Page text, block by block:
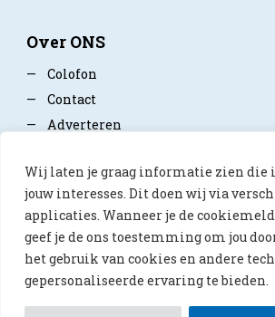
Wij laten je graag informatie zien die
jouw interesses. Dit doen wij via
applicaties. Wanneer je de
geef je de ons toestemming om jou
het gebruik van cookies en andere
gepersonaliseerde ervaring te bieden.
Over ONS
—
Colofon
—
Contact
—
Adverteren
—Privacy policy
© 2026 ONS Magazine